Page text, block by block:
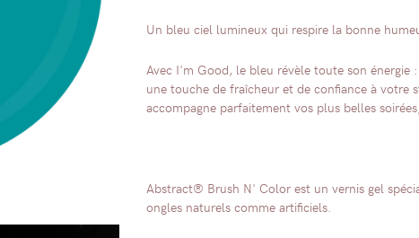
Un bleu ciel lumineux qui respire la bonne
Avec I'm Good, le bleu révèle toute son
une touche de fraîcheur et de confiance à votre
accompagne parfaitement vos plus belles
Abstract® Brush N' Color est un vernis gel
ongles naturels comme artificiels.